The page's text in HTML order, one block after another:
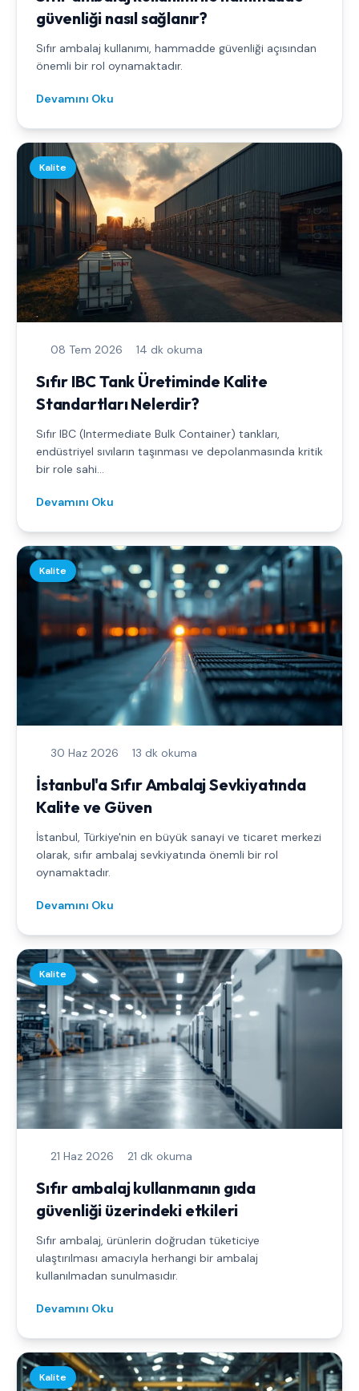
güvenliği nasıl sağlanır?
Sıfır ambalaj kullanımı, hammadde güvenliği açısından
önemli bir rol oynamaktadır.
Devamını Oku
Kalite
08 Tem 2026 14 dk okuma
Sıfır IBC Tank Üretiminde Kalite
Standartları Nelerdir?
Sıfır IBC (Intermediate Bulk Container) tankları,
endüstriyel sıvıların taşınması ve depolanmasında kritik
bir role sahi...
Devamını Oku
Kalite
30 Haz 2026 13 dk okuma
İstanbul'a Sıfır Ambalaj Sevkiyatında
Kalite ve Güven
İstanbul, Türkiye'nin en büyük sanayi ve ticaret merkezi
olarak, sıfır ambalaj sevkiyatında önemli bir rol
oynamaktadır.
Devamını Oku
Kalite
21 Haz 2026 21 dk okuma
Sıfır ambalaj kullanmanın gıda
güvenliği üzerindeki etkileri
Sıfır ambalaj, ürünlerin doğrudan tüketiciye
ulaştırılması amacıyla herhangi bir ambalaj
kullanılmadan sunulmasıdır.
Devamını Oku
Kalite